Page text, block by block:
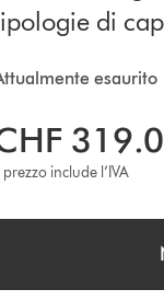
di
esaurito
prezzo include l’IVA